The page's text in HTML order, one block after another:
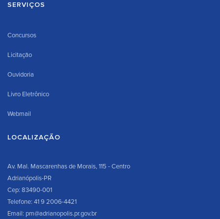
SERVIÇOS
Concursos
Licitação
Ouvidoria
Livro Eletrônico
Webmail
LOCALIZAÇÃO
Av. Mal. Mascarenhas de Morais, 115 - Centro
Adrianópolis-PR
Cep: 83490-001
Telefone: 41 9 2006-4421
Email: pm@adrianopolis.pr.gov.br